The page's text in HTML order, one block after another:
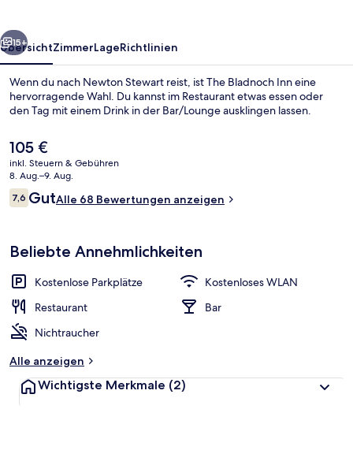
Weiter
15+
ÜbersichtZimmerLageRichtlinien
Wenn du nach Newton Stewart reist, ist The Bladnoch Inn eine
hervorragende Wahl. Du kannst im Restaurant etwas essen oder
den Tag mit einem Drink in der Bar/Lounge ausklingen lassen.
Der
aktuelle
Preis
beträgt
105 €.
105 €
inkl. Steuern & Gebühren
8. Aug.–9. Aug.
Bewertungen
7,67,6 von 10.
GutAlle 68 Bewertungen anzeigen
Beliebte Annehmlichkeiten
Kostenlose Parkplätze
Kostenloses WLAN
Restaurant
Bar
Nichtraucher
Alle anzeigen
Wichtigste Merkmale (2)